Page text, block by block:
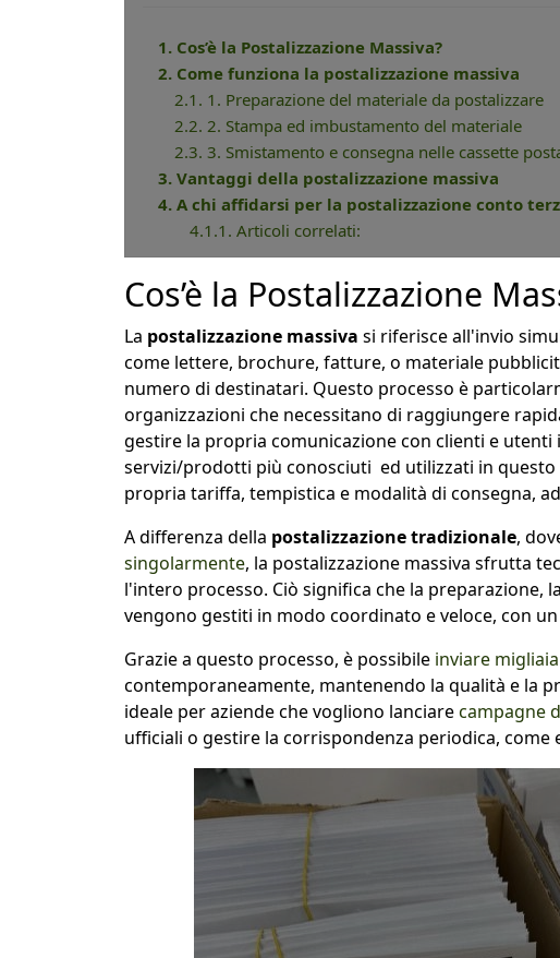
1. Cos’è la Postalizzazione Massiva?
2. Come funziona la postalizzazione massiva
2.1. 1. Preparazione del materiale da postalizzare
2.2. 2. Stampa ed imbustamento del materiale
2.3. 3. Smistamento e consegna nelle cassette
3. Vantaggi della postalizzazione massiva
4. A chi affidarsi per la postalizzazione conto
4.1.1. Articoli correlati:
Cos’è la Postalizzazione
La postalizzazione massiva si riferisce all'invio
come lettere, brochure, fatture, o materiale
numero di destinatari. Questo processo è
organizzazioni che necessitano di raggiungere
gestire la propria comunicazione con clienti e
servizi/prodotti più conosciuti ed utilizzati in questo
propria tariffa, tempistica e modalità di consegna,
A differenza della postalizzazione tradizionale,
singolarmente, la postalizzazione massiva sfrutta
l'intero processo. Ciò significa che la preparazione,
vengono gestiti in modo coordinato e veloce, con
Grazie a questo processo, è possibile inviare
contemporaneamente, mantenendo la qualità e la
ideale per aziende che vogliono lanciarecampagne
ufficiali o gestire la corrispondenza periodica,